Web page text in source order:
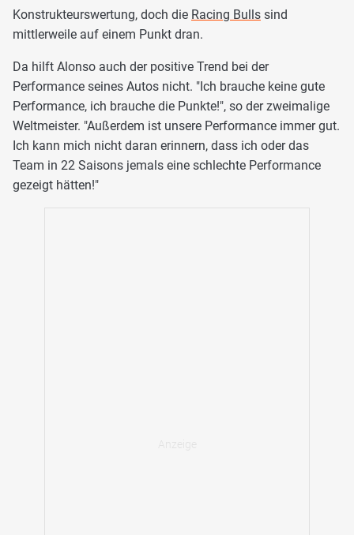
Konstrukteurswertung, doch die Racing Bulls sind
mittlerweile auf einem Punkt dran.
Da hilft Alonso auch der positive Trend bei der
Performance seines Autos nicht. "Ich brauche keine gute
Performance, ich brauche die Punkte!", so der zweimalige
Weltmeister. "Außerdem ist unsere Performance immer gut.
Ich kann mich nicht daran erinnern, dass ich oder das
Team in 22 Saisons jemals eine schlechte Performance
gezeigt hätten!"